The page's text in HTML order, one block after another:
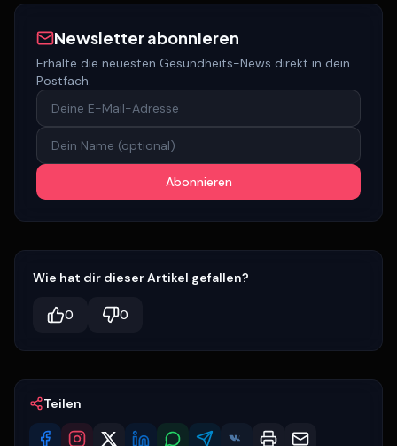
Newsletter abonnieren
Erhalte die neuesten Gesundheits-News direkt in dein
Postfach.
Abonnieren
Wie hat dir dieser Artikel gefallen?
0 0
Teilen